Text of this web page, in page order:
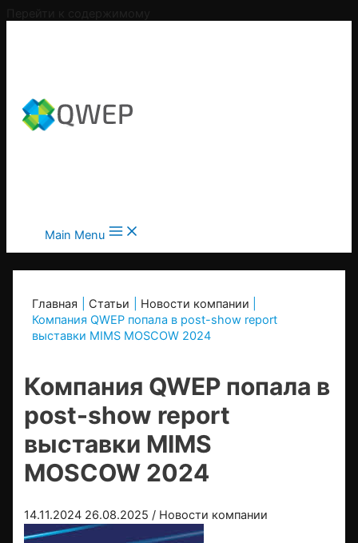
Main Menu
Главная Статьи
Новости компании
Компания QWEP попала в post-show report
выставки MIMS MOSCOW 2024
Компания QWEP попала в
post-show report
выставки MIMS
MOSCOW 2024
14.11.2024 26.08.2025 / Новости компании